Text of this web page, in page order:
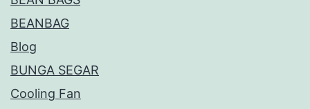
BEANBAG
Blog
BUNGA SEGAR
Cooling Fan